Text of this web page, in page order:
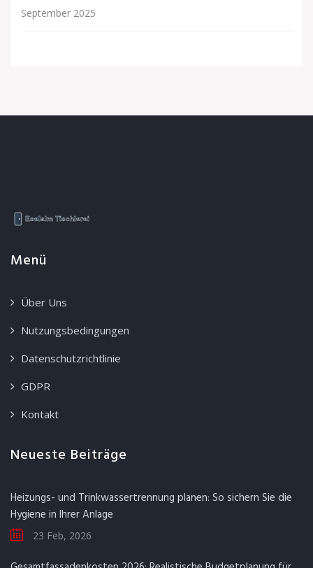
September 2025
Menü
Über Uns
Nutzungsbedingungen
Datenschutzrichtlinie
GDPR
Kontakt
Neueste Beiträge
Heizungs- und Trinkwassertrennung planen: So sichern Sie die
Hygiene in Ihrer Anlage
23 Feb, 2026